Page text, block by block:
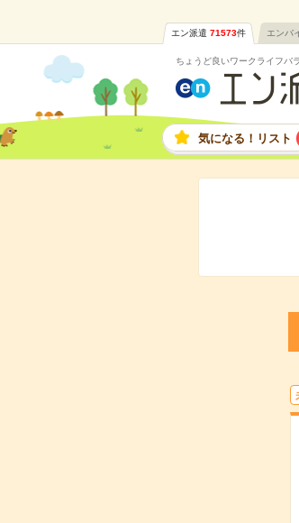
エン派遣 71573件 エンバ
ちょうど良いワークライフバ
気になる！リスト